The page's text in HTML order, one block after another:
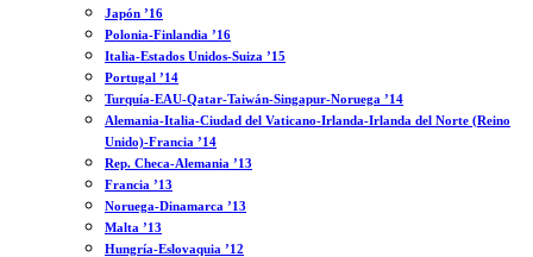
Japón ’16
Polonia-Finlandia ’16
Italia-Estados Unidos-Suiza ’15
Portugal ’14
Turquía-EAU-Qatar-Taiwán-Singapur-Noruega ’14
Alemania-Italia-Ciudad del Vaticano-Irlanda-Irlanda del Norte (Reino
Unido)-Francia ’14
Rep. Checa-Alemania ’13
Francia ’13
Noruega-Dinamarca ’13
Malta ’13
Hungría-Eslovaquia ’12